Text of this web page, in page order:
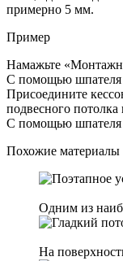
примерно 5 мм.
Пример
Намажьте
С помощью шпателя
Присоедините
подвесного
С помощью шпателя
Похожие материалы
Одним из
На